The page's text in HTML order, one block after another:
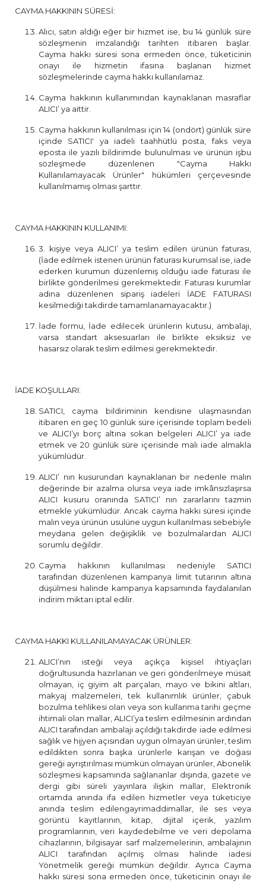
CAYMA HAKKININ SÜRESİ:
Alıcı, satın aldığı eğer bir hizmet ise, bu 14 günlük süre
sözleşmenin imzalandığı tarihten itibaren başlar.
Cayma hakkı süresi sona ermeden önce, tüketicinin
onayı ile hizmetin ifasına başlanan hizmet
sözleşmelerinde cayma hakkı kullanılamaz.
Cayma hakkının kullanımından kaynaklanan masraflar
ALICI’ ya aittir.
Cayma hakkının kullanılması için 14 (ondört) günlük süre
içinde SATICI' ya iadeli taahhütlü posta, faks veya
eposta ile yazılı bildirimde bulunulması ve ürünün işbu
sözleşmede düzenlenen "Cayma Hakkı
Kullanılamayacak Ürünler" hükümleri çerçevesinde
kullanılmamış olması şarttır.
CAYMA HAKKININ KULLANIMI:
3. kişiye veya ALICI’ ya teslim edilen ürünün faturası,
(İade edilmek istenen ürünün faturası kurumsal ise, iade
ederken kurumun düzenlemiş olduğu iade faturası ile
birlikte gönderilmesi gerekmektedir. Faturası kurumlar
adına düzenlenen sipariş iadeleri İADE FATURASI
kesilmediği takdirde tamamlanamayacaktır.)
İade formu, İade edilecek ürünlerin kutusu, ambalajı,
varsa standart aksesuarları ile birlikte eksiksiz ve
hasarsız olarak teslim edilmesi gerekmektedir.
İADE KOŞULLARI:
SATICI, cayma bildiriminin kendisine ulaşmasından
itibaren en geç 10 günlük süre içerisinde toplam bedeli
ve ALICI’yı borç altına sokan belgeleri ALICI’ ya iade
etmek ve 20 günlük süre içerisinde malı iade almakla
yükümlüdür.
ALICI’ nın kusurundan kaynaklanan bir nedenle malın
değerinde bir azalma olursa veya iade imkânsızlaşırsa
ALICI kusuru oranında SATICI’ nın zararlarını tazmin
etmekle yükümlüdür. Ancak cayma hakkı süresi içinde
malın veya ürünün usulüne uygun kullanılması sebebiyle
meydana gelen değişiklik ve bozulmalardan ALICI
sorumlu değildir.
Cayma hakkının kullanılması nedeniyle SATICI
tarafından düzenlenen kampanya limit tutarının altına
düşülmesi halinde kampanya kapsamında faydalanılan
indirim miktarı iptal edilir.
CAYMA HAKKI KULLANILAMAYACAK ÜRÜNLER:
ALICI’nın isteği veya açıkça kişisel ihtiyaçları
doğrultusunda hazırlanan ve geri gönderilmeye müsait
olmayan, iç giyim alt parçaları, mayo ve bikini altları,
makyaj malzemeleri, tek kullanımlık ürünler, çabuk
bozulma tehlikesi olan veya son kullanma tarihi geçme
ihtimali olan mallar, ALICI’ya teslim edilmesinin ardından
ALICI tarafından ambalajı açıldığı takdirde iade edilmesi
sağlık ve hijyen açısından uygun olmayan ürünler, teslim
edildikten sonra başka ürünlerle karışan ve doğası
gereği ayrıştırılması mümkün olmayan ürünler, Abonelik
sözleşmesi kapsamında sağlananlar dışında, gazete ve
dergi gibi süreli yayınlara ilişkin mallar, Elektronik
ortamda anında ifa edilen hizmetler veya tüketiciye
anında teslim edilengayrimaddimallar, ile ses veya
görüntü kayıtlarının, kitap, dijital içerik, yazılım
programlarının, veri kaydedebilme ve veri depolama
cihazlarının, bilgisayar sarf malzemelerinin, ambalajının
ALICI tarafından açılmış olması halinde iadesi
Yönetmelik gereği mümkün değildir. Ayrıca Cayma
hakkı süresi sona ermeden önce, tüketicinin onayı ile